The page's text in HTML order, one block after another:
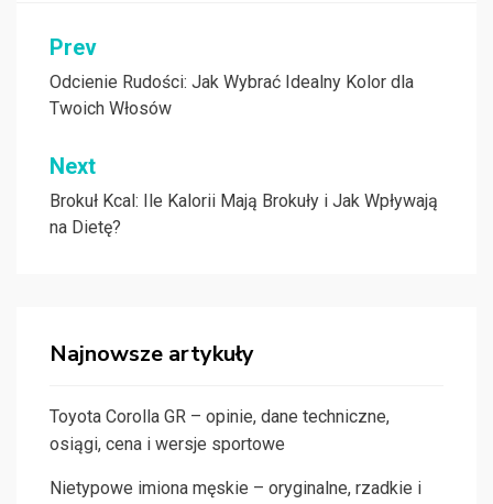
Nawigacja
wpisu
Prev
Odcienie Rudości: Jak Wybrać Idealny Kolor dla
Twoich Włosów
Next
Brokuł Kcal: Ile Kalorii Mają Brokuły i Jak Wpływają
na Dietę?
Najnowsze artykuły
Toyota Corolla GR – opinie, dane techniczne,
osiągi, cena i wersje sportowe
Nietypowe imiona męskie – oryginalne, rzadkie i